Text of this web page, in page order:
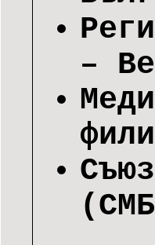
–